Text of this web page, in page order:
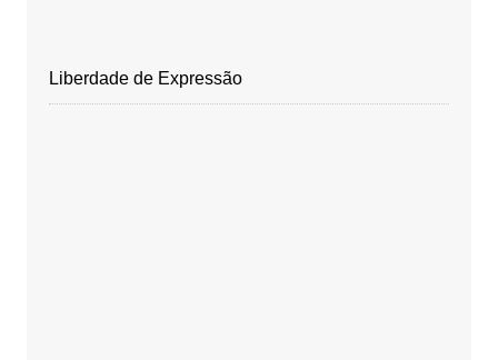
Liberdade de Expressão